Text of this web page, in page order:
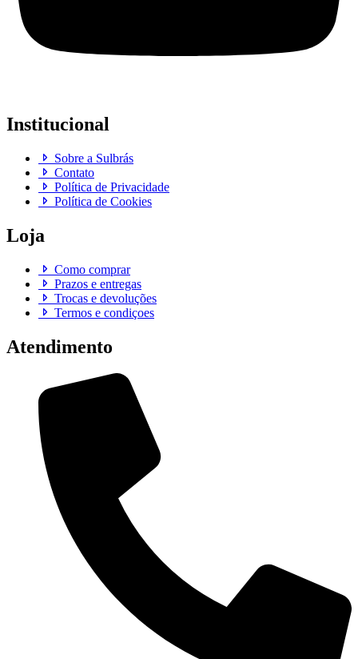
Institucional
Sobre a Sulbrás
Contato
Política de Privacidade
Política de Cookies
Loja
Como comprar
Prazos e entregas
Trocas e devoluções
Termos e condiçoes
Atendimento